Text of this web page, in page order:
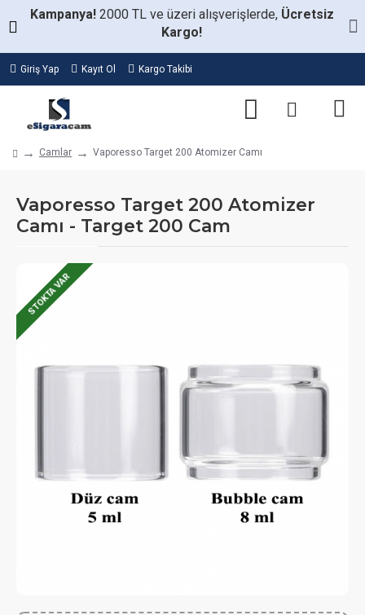
Kampanya! 2000 TL ve üzeri alışverişlerde, Ücretsiz
Kargo!
Giriş Yap Kayıt Ol Kargo Takibi
Camlar Vaporesso Target 200 Atomizer Camı
Vaporesso Target 200 Atomizer
Camı - Target 200 Cam
STOKTA VAR